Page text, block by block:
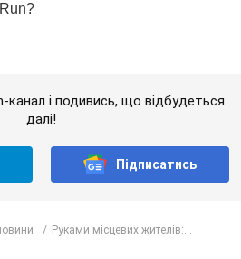
канал і подивись, що відбудеться
далі!
Підписатись
Руками місцевих жителів:...